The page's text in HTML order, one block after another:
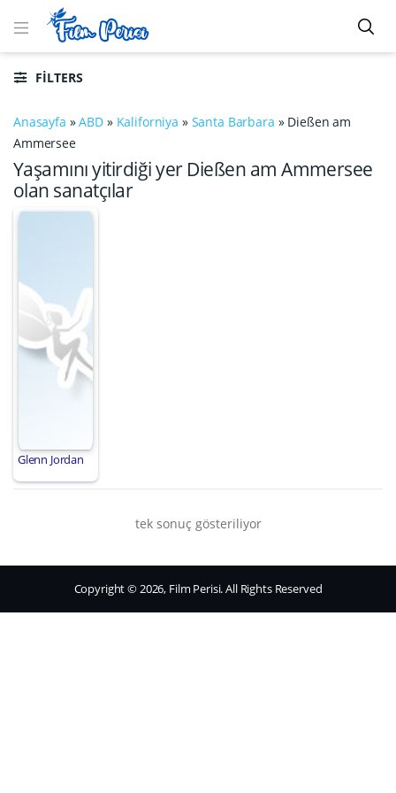
FILTERS
Anasayfa »ABD » Kaliforniya » Santa Barbara » Dießen am
Ammersee
Yaşamını yitirdiği yer Dießen am Ammersee
olan sanatçılar
Glenn Jordan
tek sonuç gösteriliyor
Copyright © 2026, Film Perisi. All Rights Reserved